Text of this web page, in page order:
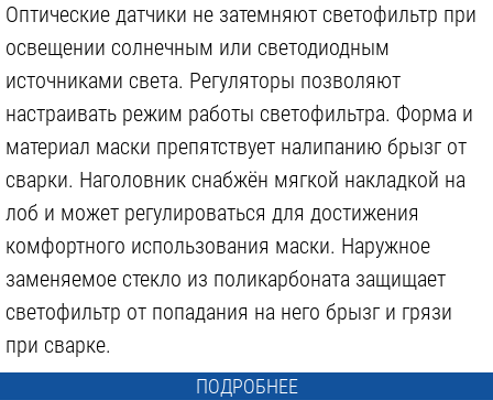
Оптические датчики не затемняют светофильтр при
освещении солнечным или светодиодным
источниками света. Регуляторы позволяют
настраивать режим работы светофильтра. Форма и
материал маски препятствует налипанию брызг от
сварки. Наголовник снабжён мягкой накладкой на
лоб и может регулироваться для достижения
комфортного использования маски. Наружное
заменяемое стекло из поликарбоната защищает
светофильтр от попадания на него брызг и грязи
при сварке.
ПОДРОБНЕЕ